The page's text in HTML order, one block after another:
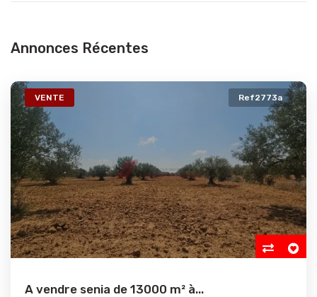
Annonces Récentes
VENTE Ref2773a
A vendre senia de 13000 m² à...